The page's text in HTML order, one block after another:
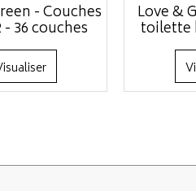
- Couches
36 couches
Love &
toilette